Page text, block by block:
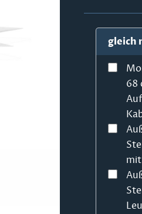
gleich
68